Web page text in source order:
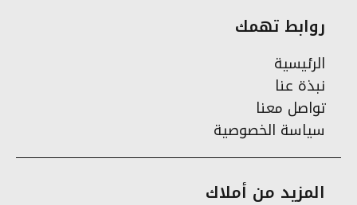
روابط تهمك
الرئيسية
نبذة عنا
تواصل معنا
سياسة الخصوصية
المزيد من أملاك